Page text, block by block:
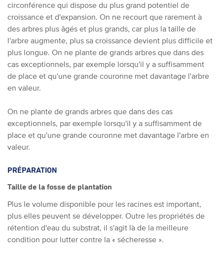
circonférence qui dispose du plus grand potentiel de
croissance et d'expansion. On ne recourt que rarement à
des arbres plus âgés et plus grands, car plus la taille de
l'arbre augmente, plus sa croissance devient plus difficile et
plus longue. On ne plante de grands arbres que dans des
cas exceptionnels, par exemple lorsqu'il y a suffisamment
de place et qu'une grande couronne met davantage l'arbre
en valeur.
On ne plante de grands arbres que dans des cas
exceptionnels, par exemple lorsqu'il y a suffisamment de
place et qu'une grande couronne met davantage l'arbre en
valeur.
PRÉPARATION
Taille de la fosse de plantation
Plus le volume disponible pour les racines est important,
plus elles peuvent se développer. Outre les propriétés de
rétention d'eau du substrat, il s'agit là de la meilleure
condition pour lutter contre la « sécheresse ».